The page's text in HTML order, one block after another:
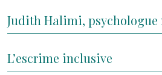
Judith Halimi, psychologue
L’escrime inclusive